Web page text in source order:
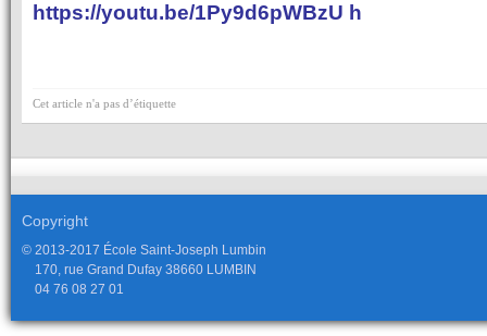
https://youtu.be/1Py9d6pWBzU h
Cet article n'a pas d’étiquette
Copyright
© 2013-2017 École Saint-Joseph Lumbin
170, rue Grand Dufay 38660 LUMBIN
04 76 08 27 01